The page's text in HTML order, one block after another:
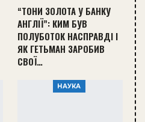
“ТОНИ ЗОЛОТА У БАНКУ
АНГЛІЇ”: КИМ БУВ
ПОЛУБОТОК НАСПРАВДІ І
ЯК ГЕТЬМАН ЗАРОБИВ
СВОЇ…
НАУКА